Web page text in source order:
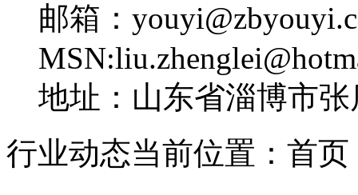
邮箱：
地址：山东省淄博市
行业动态当前位置：首